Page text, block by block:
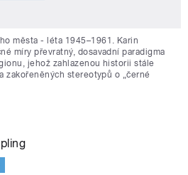
města - léta 1945–1961. Karin
míry převratný, dosavadní paradigma
jehož zahlazenou historii stále
zakořeněných stereotypů o „černé